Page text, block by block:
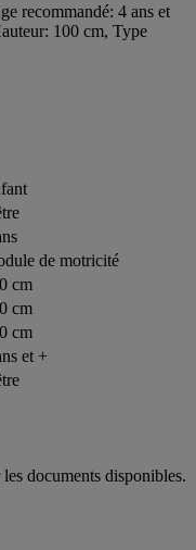
recommandé: 4 ans et
100 cm, Type
de motricité
cm
cm
cm
et +
documents disponibles.